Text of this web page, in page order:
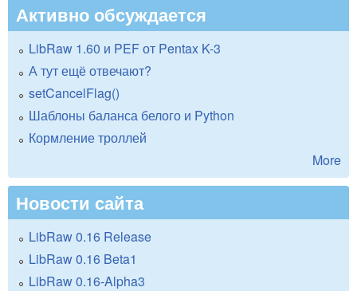
Активно обсуждается
LibRaw 1.60 и PEF от Pentax K-3
А тут ещё отвечают?
setCancelFlag()
Шаблоны баланса белого и Python
Кормление троллей
More
Новости сайта
LibRaw 0.16 Release
LibRaw 0.16 Beta1
LibRaw 0.16-Alpha3